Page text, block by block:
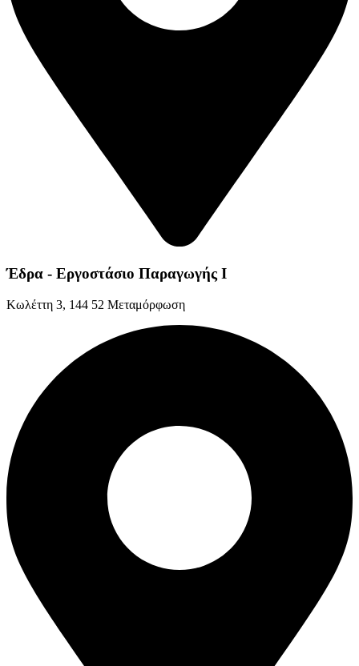
Έδρα - Εργοστάσιο Παραγωγής Ι
Kωλέττη 3, 144 52 Μεταμόρφωση